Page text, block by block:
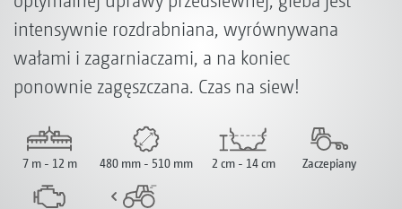
intensywnie rozdrabniana, wyrównywana
wałami i zagarniaczami, a na koniec
ponownie zagęszczana. Czas na siew!
7 m - 12 m 480 mm - 510 mm 2 cm - 14 cm Zaczepiany